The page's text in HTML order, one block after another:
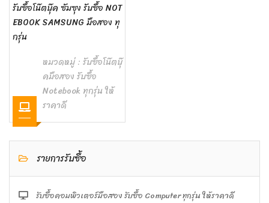
รับซื้อโน๊ตบุ๊ค ซัมซุง รับซื้อ NOT
EBOOK SAMSUNG มือสอง ทุ
กรุ่น
หมวดหมู่ : รับซื้อโน๊ตบุ๊
คมือสอง รับซื้อ
Notebook ทุกรุ่น ให้
ราคาดี
รายการรับซื้อ
รับซื้อคอมพิวเตอร์มือสอง รับซื้อ Computer ทุกรุ่น ให้ราคาดี